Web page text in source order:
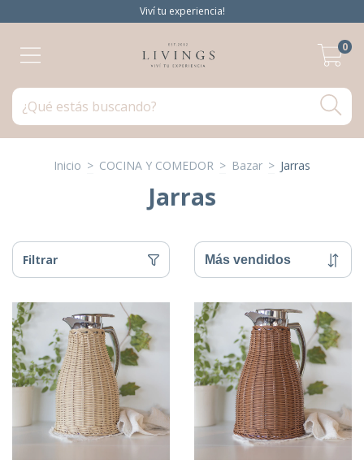
Viví tu experiencia!
0
Inicio > COCINA Y COMEDOR > Bazar > Jarras
Jarras
Filtrar